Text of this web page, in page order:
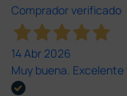
Comprador verificado
14 Abr 2026
Muy buena.